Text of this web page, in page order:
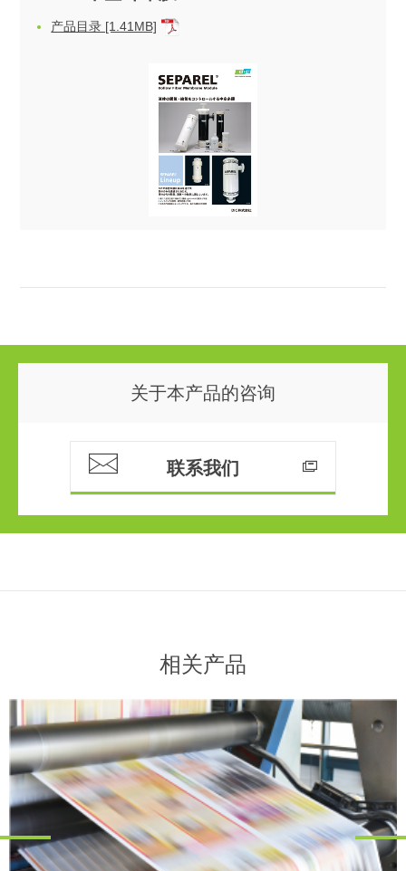
产品目录 [1.41MB]
关于本产品的咨询
联系我们
相关产品